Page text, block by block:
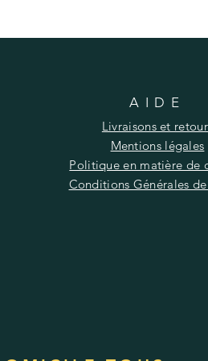
AIDE
Livraisons et
Mentions légales
Politique en matière de
Conditions Générales de